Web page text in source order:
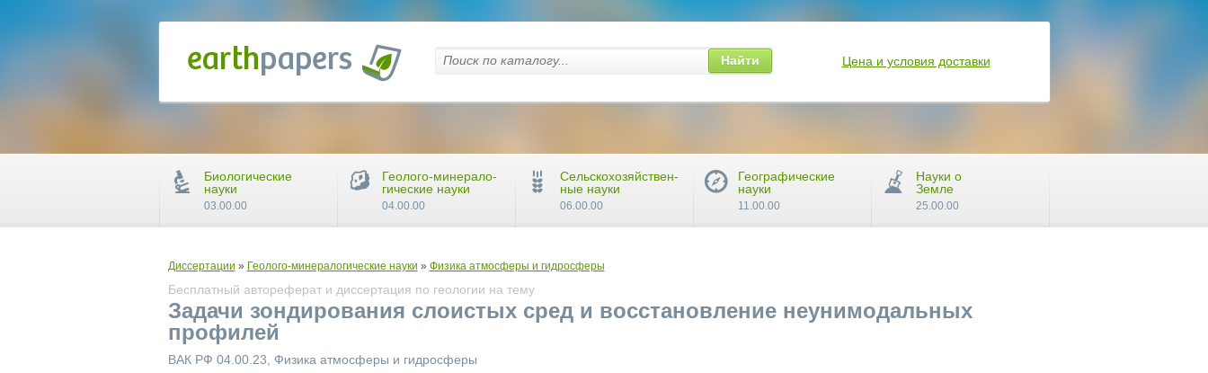
Диссертации » Геолого-минералогические науки » Физика атмосферы и гидросферы
Бесплатный автореферат и диссертация по геологии на тему
Задачи зондирования слоистых сред и восстановление неунимодальных
профилей
ВАК РФ 04.00.23, Физика атмосферы и гидросферы
Найти Цена и условия доставки
Биологические
науки
03.00.00
Геолого-минерало-
гические науки
04.00.00
Сельскохозяйствен-
ные науки
06.00.00
Географические
науки
11.00.00
Науки о
Земле
25.00.00